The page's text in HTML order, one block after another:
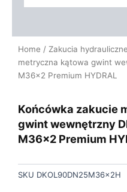
Home / Zakucia hydrauliczne
metryczna kątowa gwint
M36x2 Premium HYDRAL
Końcówka zakucie
gwint wewnętrzny
M36x2 Premium
SKU DKOL90DN25M36x2H